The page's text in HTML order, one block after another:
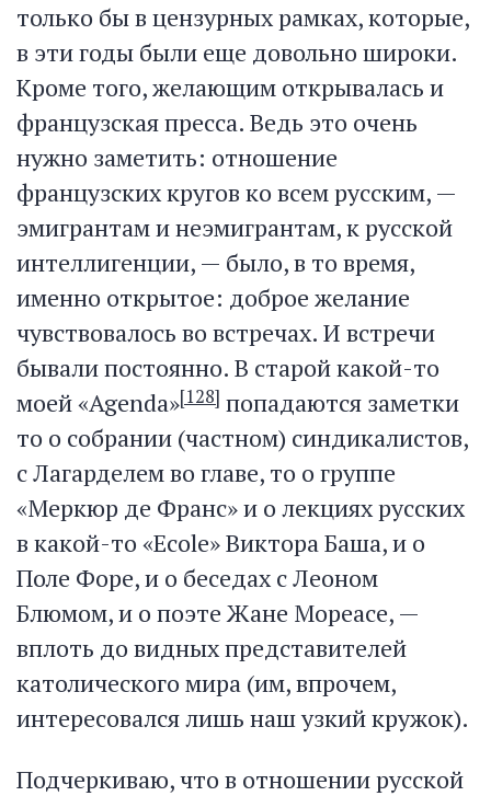
только бы в цензурных рамках, которые,
в эти годы были еще довольно широки.
Кроме того, желающим открывалась и
французская пресса. Ведь это очень
нужно заметить: отношение
французских кругов ко всем русским, —
эмигрантам и неэмигрантам, к русской
интеллигенции, — было, в то время,
именно открытое: доброе желание
чувствовалось во встречах. И встречи
бывали постоянно. В старой какой-то
моей «Agenda»[128] попадаются заметки
то о собрании (частном) синдикалистов,
с Лагарделем во главе, то о группе
«Меркюр де Франс» и о лекциях русских
в какой-то «Есоlе» Виктора Баша, и о
Поле Форе, и о беседах с Леоном
Блюмом, и о поэте Жане Мореасе, —
вплоть до видных представителей
католического мира (им, впрочем,
интересовался лишь наш узкий кружок).
Подчеркиваю, что в отношении русской